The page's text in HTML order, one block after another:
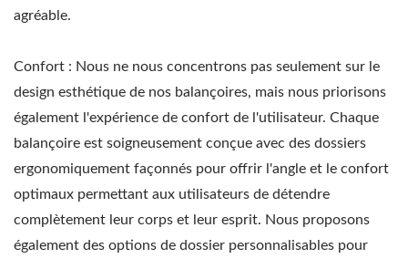
agréable.
Confort : Nous ne nous concentrons pas seulement sur le
design esthétique de nos balançoires, mais nous priorisons
également l'expérience de confort de l'utilisateur. Chaque
balançoire est soigneusement conçue avec des dossiers
ergonomiquement façonnés pour offrir l'angle et le confort
optimaux permettant aux utilisateurs de détendre
complètement leur corps et leur esprit. Nous proposons
également des options de dossier personnalisables pour